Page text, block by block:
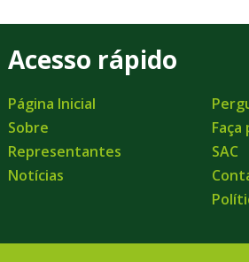
Acesso rápido
Página Inicial
Sobre
Representantes
Notícias
SAC